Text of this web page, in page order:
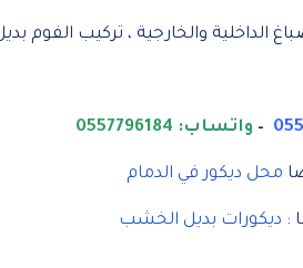
والخارجية ، تركيب الفوم
– واتساب: 0557796184
محل ديكور في الدمام
: ديكورات بديل الخشب